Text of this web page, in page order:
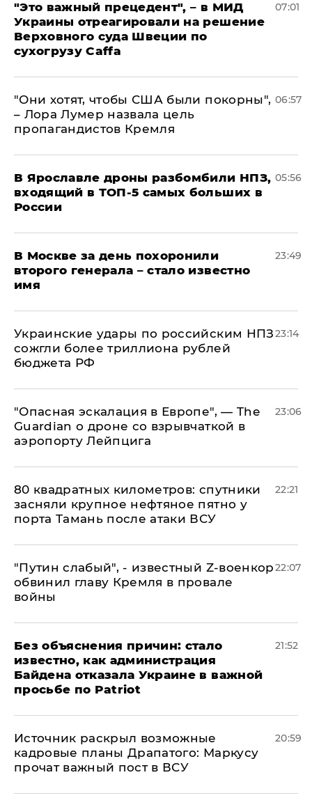
"Это важный прецедент", – в МИД
Украины отреагировали на решение
Верховного суда Швеции по
сухогрузу Caffa
07:01
"Они хотят, чтобы США были покорны",
– Лора Лумер назвала цель
пропагандистов Кремля
06:57
В Ярославле дроны разбомбили НПЗ,
входящий в ТОП-5 самых больших в
России
05:56
В Москве за день похоронили
второго генерала – стало известно
имя
23:49
Украинские удары по российским НПЗ
сожгли более триллиона рублей
бюджета РФ
23:14
"Опасная эскалация в Европе", — The
Guardian о дроне со взрывчаткой в
аэропорту Лейпцига
23:06
80 квадратных километров: спутники
засняли крупное нефтяное пятно у
порта Тамань после атаки ВСУ
22:21
​"Путин слабый", - известный Z-военкор
обвинил главу Кремля в провале
войны
22:07
Без объяснения причин: стало
известно, как администрация
Байдена отказала Украине в важной
просьбе по Patriot
21:52
​Источник раскрыл возможные
кадровые планы Драпатого: Маркусу
прочат важный пост в ВСУ
20:59